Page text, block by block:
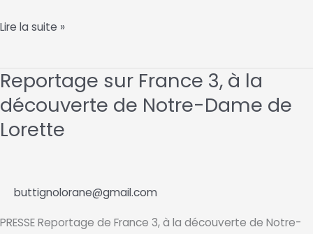
février
Avancement
travaux.
Lire la suite »
Reportage sur France 3, à la
découverte de Notre-Dame de
Lorette
buttignolorane@gmail.com
PRESSE Reportage de France 3, à la découverte de Notre-